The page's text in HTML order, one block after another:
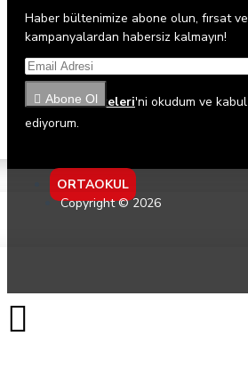
ORTAOKUL
Haber bültenimize abone olun, fırsat ve
kampanyalardan habersiz kalmayın!
Abone Ol
Gizlilik İlkeleri'ni okudum ve kabul
ediyorum.
Copyright © 2026